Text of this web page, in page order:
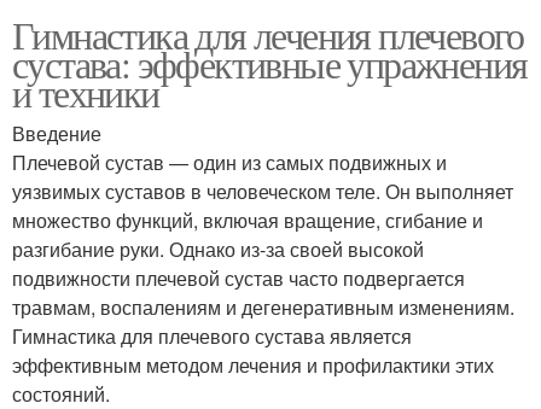
Гимнастика для лечения плечевого
сустава: эффективные упражнения
и техники
Введение
Плечевой сустав — один из самых подвижных и
уязвимых суставов в человеческом теле. Он выполняет
множество функций, включая вращение, сгибание и
разгибание руки. Однако из-за своей высокой
подвижности плечевой сустав часто подвергается
травмам, воспалениям и дегенеративным изменениям.
Гимнастика для плечевого сустава является
эффективным методом лечения и профилактики этих
состояний.